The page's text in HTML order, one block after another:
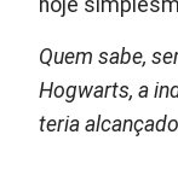
hoje
Quem sabe,
Hogwarts, a
teria